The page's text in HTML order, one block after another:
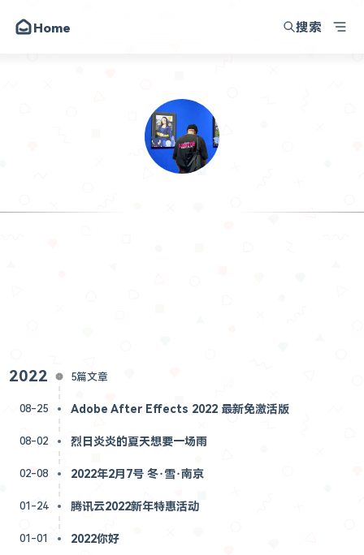
韩小韩博客
Home 搜索
2022 5篇文章
08-25 Adobe After Effects 2022 最新免激活版
08-02 烈日炎炎的夏天想要一场雨
02-08 2022年2月7号 冬·雪·南京
01-24 腾讯云2022新年特惠活动
01-01 2022你好